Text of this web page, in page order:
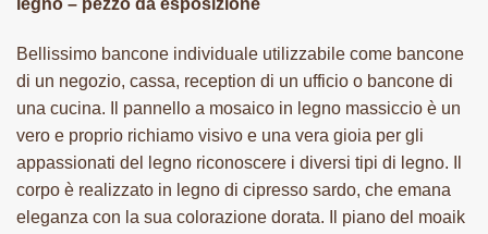
legno – pezzo da esposizione
Bellissimo bancone individuale utilizzabile come bancone
di un negozio, cassa, reception di un ufficio o bancone di
una cucina. Il pannello a mosaico in legno massiccio è un
vero e proprio richiamo visivo e una vera gioia per gli
appassionati del legno riconoscere i diversi tipi di legno. Il
corpo è realizzato in legno di cipresso sardo, che emana
eleganza con la sua colorazione dorata. Il piano del moaik